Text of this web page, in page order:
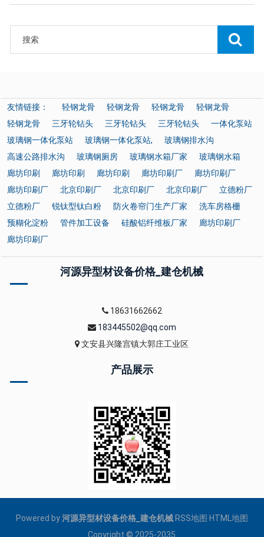
友情链接： 轻钢龙骨 轻钢龙骨 轻钢龙骨
轻钢龙骨
轻钢龙骨
三牙轮钻头 三牙轮钻头 三牙轮钻头
一体化泵站
玻璃钢一体化泵站
玻璃钢一体化泵站,
玻璃钢排水沟
高速公路排水沟
玻璃钢厕房 玻璃钢水箱厂家
玻璃钢水箱
廊坊印刷
廊坊印刷 廊坊印刷 廊坊印刷厂
廊坊印刷厂
廊坊印刷厂
北京印刷厂 北京印刷厂 北京印刷厂
立德粉厂
立德粉厂
锐钛型钛白粉 防火卷帘门生产厂家
洗车房格栅
预糊化淀粉
管件加工设备 硅酸铝纤维板厂家
廊坊印刷厂
廊坊印刷厂
河源异型材设备价格_建仓机械
18631662662
183445502@qq.com
文安县兴隆宫镇大郭庄工业区
产品展示
Powered by河源异型材设备价格_建仓机械 RSS地图 HTML地图
Copyright© 2025-2035